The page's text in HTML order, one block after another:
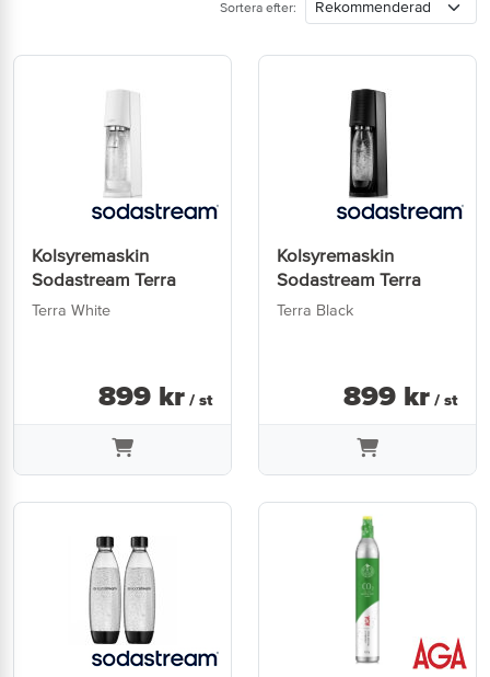
Sortera efter:
Kolsyremaskin
Sodastream Terra
Terra White
899 kr / st
Kolsyremaskin
Sodastream Terra
Terra Black
899 kr / st